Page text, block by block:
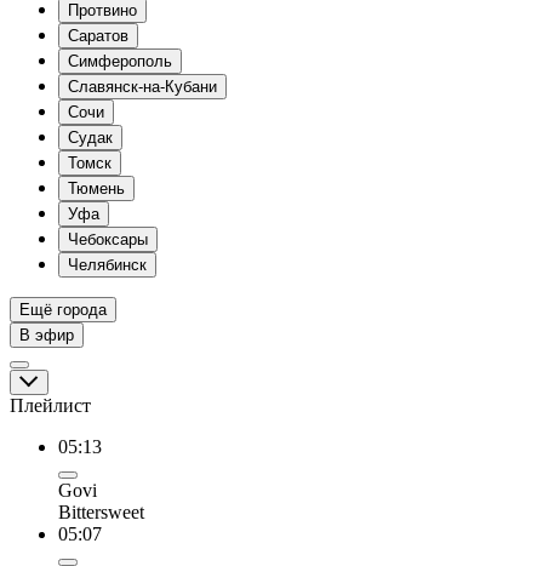
Протвино
Саратов
Симферополь
Славянск-на-Кубани
Сочи
Судак
Томск
Тюмень
Уфа
Чебоксары
Челябинск
Ещё города
В эфир
Плейлист
05:13
Govi
Bittersweet
05:07